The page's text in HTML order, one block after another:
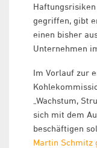
gegriffen, gibt
einen bisher
Unternehmen
Im Vorlauf zur
„Wachstum,
sich mit dem
beschäftigen
Martin Schmitz